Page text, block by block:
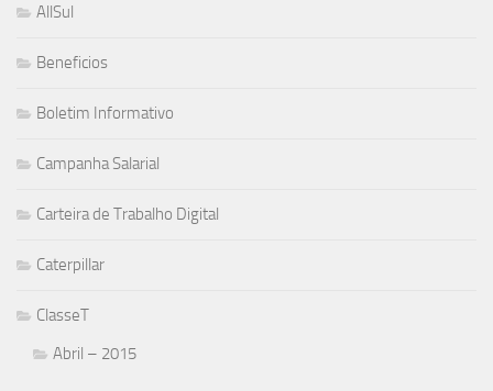
AllSul
Beneficios
Boletim Informativo
Campanha Salarial
Carteira de Trabalho Digital
Caterpillar
ClasseT
Abril – 2015